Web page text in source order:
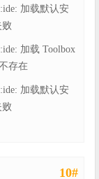
加载默认安
加载 Toolbox
存在
加载默认安
10#